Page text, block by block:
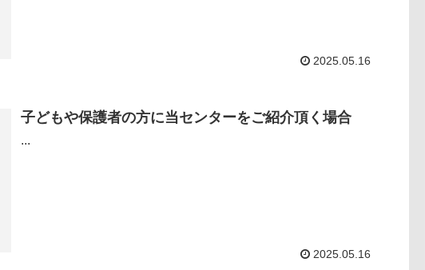
2025.05.16
子どもや保護者の方に当センターをご紹介頂く場合
...
2025.05.16